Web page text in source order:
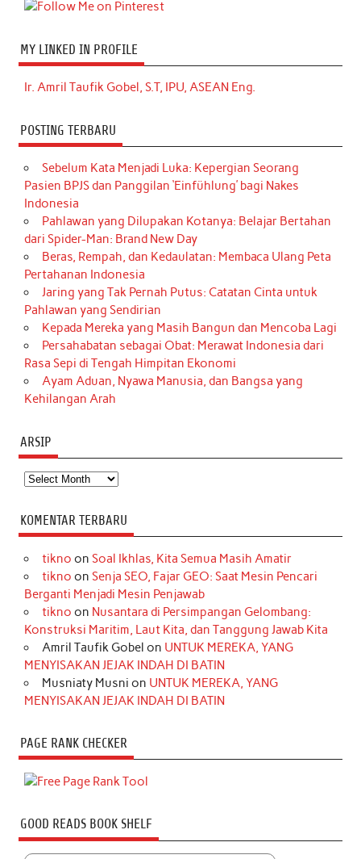
MY LINKED IN PROFILE
Ir. Amril Taufik Gobel, S.T, IPU, ASEAN Eng.
POSTING TERBARU
Sebelum Kata Menjadi Luka: Kepergian Seorang
Pasien BPJS dan Panggilan ‘Einfühlung’ bagi Nakes
Indonesia
Pahlawan yang Dilupakan Kotanya: Belajar Bertahan
dari Spider-Man: Brand New Day
Beras, Rempah, dan Kedaulatan: Membaca Ulang Peta
Pertahanan Indonesia
Jaring yang Tak Pernah Putus: Catatan Cinta untuk
Pahlawan yang Sendirian
Kepada Mereka yang Masih Bangun dan Mencoba Lagi
Persahabatan sebagai Obat: Merawat Indonesia dari
Rasa Sepi di Tengah Himpitan Ekonomi
Ayam Aduan, Nyawa Manusia, dan Bangsa yang
Kehilangan Arah
ARSIP
Arsip
KOMENTAR TERBARU
tikno on Soal Ikhlas, Kita Semua Masih Amatir
tikno on Senja SEO, Fajar GEO: Saat Mesin Pencari
Berganti Menjadi Mesin Penjawab
tikno on Nusantara di Persimpangan Gelombang:
Konstruksi Maritim, Laut Kita, dan Tanggung Jawab Kita
Amril Taufik Gobel on UNTUK MEREKA, YANG
MENYISAKAN JEJAK INDAH DI BATIN
Musniaty Musni on UNTUK MEREKA, YANG
MENYISAKAN JEJAK INDAH DI BATIN
PAGE RANK CHECKER
GOOD READS BOOK SHELF